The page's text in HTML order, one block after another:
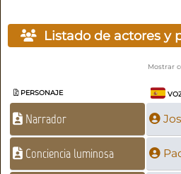
Listado de actores y
Mostrar
PERSONAJE
Narrador
Conciencia luminosa